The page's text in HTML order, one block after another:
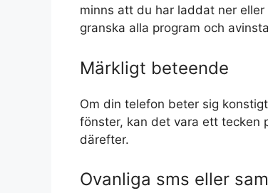
minns att du har laddat ner
granska alla program och
Märkligt beteende
Om din telefon beter sig
fönster, kan det vara ett tecken
därefter.
Ovanliga sms eller